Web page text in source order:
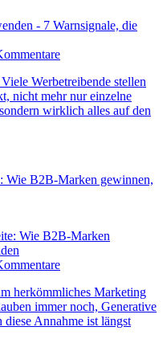
Werbetreibende stellen
nicht mehr nur einzelne
wirklich alles auf den
Wie B2B-Marken gewinnen,
herkömmliches Marketing
immer noch, Generative
Annahme ist längst